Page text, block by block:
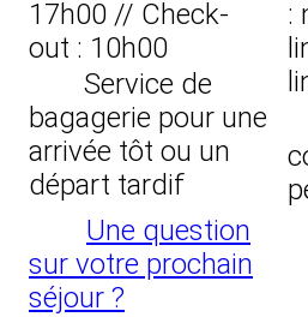
17h00 // Check-
out : 10h00
Service de
bagagerie pour une
arrivée tôt ou un
départ tardif
Une question
sur votre prochain
séjour ?
: